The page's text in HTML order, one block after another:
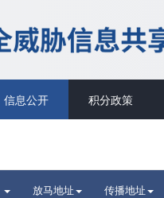
信息公开 积分政策
放马地址 传播地址